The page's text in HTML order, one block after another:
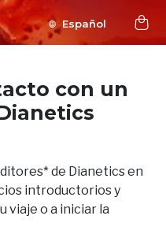
Español
con un
de Dianetics en
introductorios y
viaje o a iniciar la